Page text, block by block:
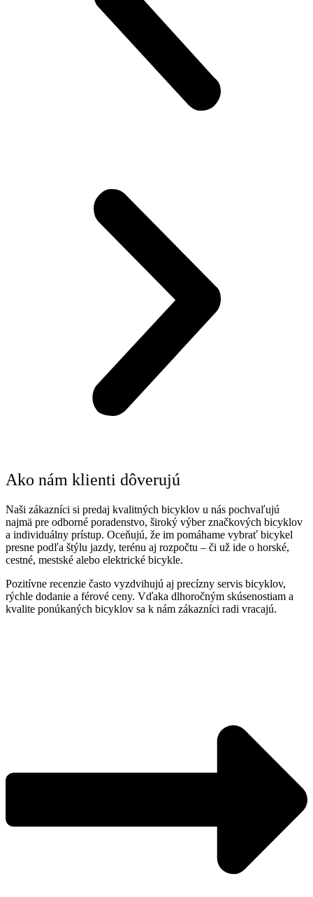
Ako nám klienti dôverujú
Naši zákazníci si predaj kvalitných bicyklov u nás pochvaľujú
najmä pre odborné poradenstvo, široký výber značkových bicyklov
a individuálny prístup. Oceňujú, že im pomáhame vybrať bicykel
presne podľa štýlu jazdy, terénu aj rozpočtu – či už ide o horské,
cestné, mestské alebo elektrické bicykle.
Pozitívne recenzie často vyzdvihujú aj precízny servis bicyklov,
rýchle dodanie a férové ceny. Vďaka dlhoročným skúsenostiam a
kvalite ponúkaných bicyklov sa k nám zákazníci radi vracajú.